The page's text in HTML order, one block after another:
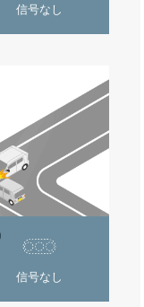
信号なし
信号なし